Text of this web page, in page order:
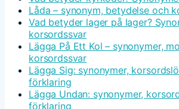
Låda – synonym, betydelse och
Vad betyder lager på lager?
korsordssvar
Lägga På Ett Kol – synonymer,
korsordssvar
Lägga Sig: synonymer,
förklaring
Lägga Undan: synonymer,
förklaring